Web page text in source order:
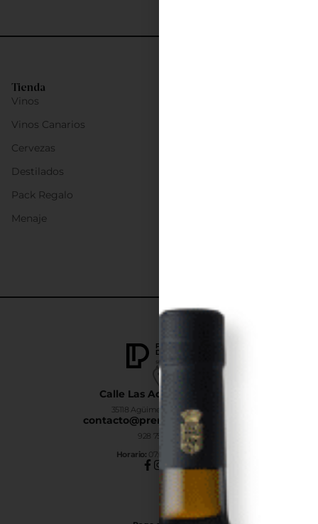
Calle Las Adelfas Nº6-B
35118 Agüimes, Las Palmas
contacto@premiumdrinks.es
928 754 363
Horario: 07:00h a 15:00h
Tienda
Vinos
Vinos Canarios
Cervezas
Destilados
Pack Regalo
Menaje